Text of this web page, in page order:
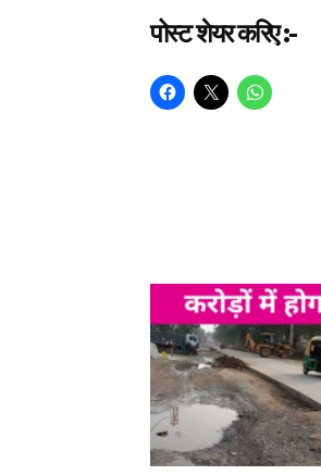
पोस्ट शेयर करिए :-